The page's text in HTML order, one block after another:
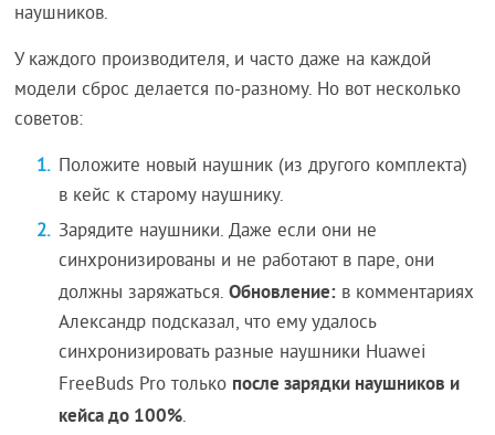
наушников.
У каждого производителя, и часто даже на каждой
модели сброс делается по-разному. Но вот несколько
советов:
Положите новый наушник (из другого комплекта)
в кейс к старому наушнику.
Зарядите наушники. Даже если они не
синхронизированы и не работают в паре, они
должны заряжаться.Обновление: в комментариях
Александр подсказал, что ему удалось
синхронизировать разные наушники Huawei
FreeBuds Pro только после зарядки наушников и
кейса до 100%.